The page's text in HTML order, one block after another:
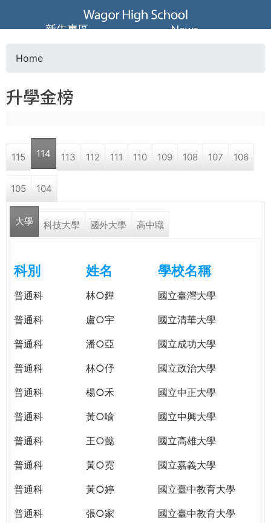
Jump to navigation
葳
格
高
學
格。
WAGOR
o
a
r
e
e
r
e
Home
升學金榜
115 114 113 112 111 110 109 108 107 106
105 104
大學 科技大學 國外大學 高中職
科別 姓名 學校名稱
普通科 林○鏵
國立臺灣大學
普通科
盧○宇
國立清華大學
普通科
潘○亞
國立成功大學
普通科
林○伃
國立政治大學
普通科
楊○禾
國立中正大學
普通科
黃○喻
國立中興大學
普通科
王○懿
國立高雄大學
普通科
黃○霓
國立嘉義大學
普通科
黃○婷
國立臺中教育大學
普通科
張○家
國立臺中教育大學
新生專區 News